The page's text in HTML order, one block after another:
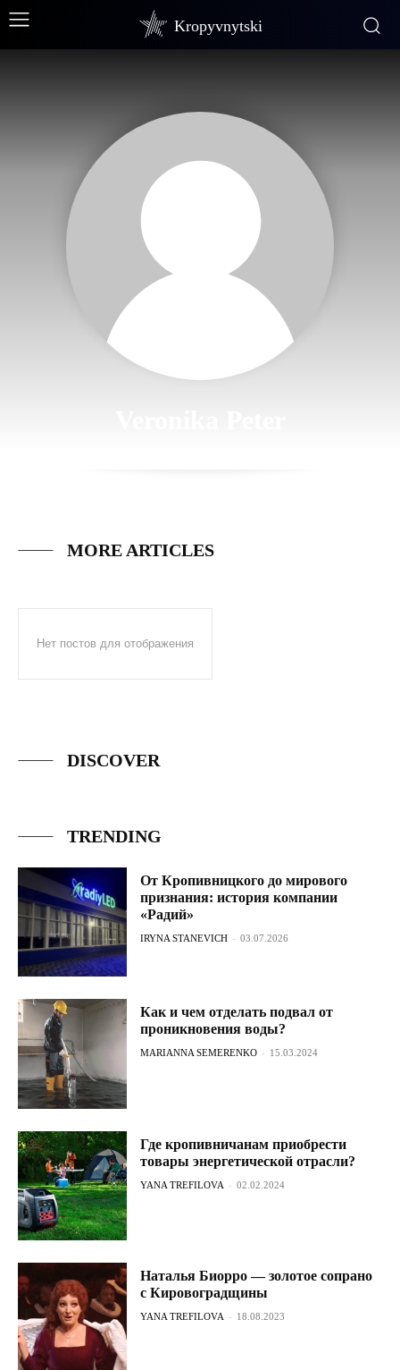
Kropyvnytski
MORE ARTICLES
Нет постов для отображения
DISCOVER
TRENDING
От Кропивницкого до мирового
признания: история компании
«Радий»
IRYNA STANEVICH - 03.07.2026
Как и чем отделать подвал от
проникновения воды?
MARIANNA SEMERENKO - 15.03.2024
Где кропивничанам приобрести
товары энергетической отрасли?
YANA TREFILOVA - 02.02.2024
Наталья Биорро — золотое сопрано
с Кировоградщины
YANA TREFILOVA - 18.08.2023